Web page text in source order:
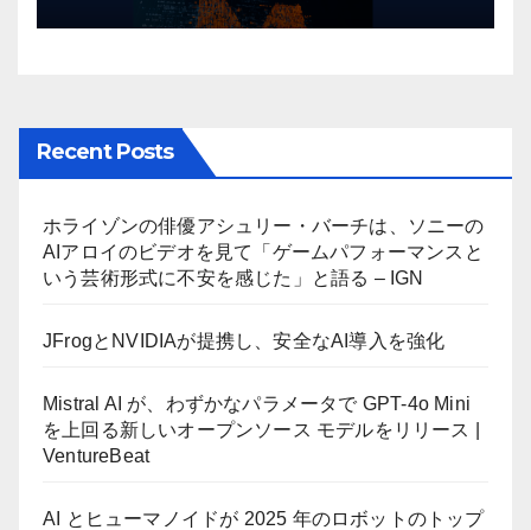
Recent Posts
ホライゾンの俳優アシュリー・バーチは、ソニーの
AIアロイのビデオを見て「ゲームパフォーマンスと
いう芸術形式に不安を感じた」と語る – IGN
JFrogとNVIDIAが提携し、安全なAI導入を強化
Mistral AI が、わずかなパラメータで GPT-4o Mini
を上回る新しいオープンソース モデルをリリース |
VentureBeat
AI とヒューマノイドが 2025 年のロボットのトップ